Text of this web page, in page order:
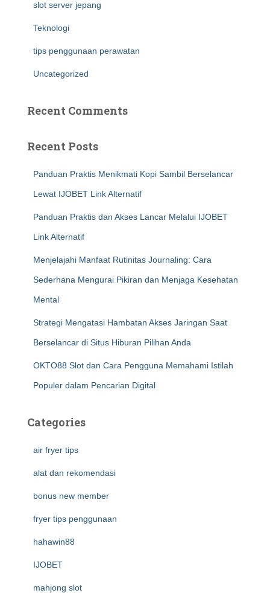
slot server jepang
Teknologi
tips penggunaan perawatan
Uncategorized
Recent Comments
Recent Posts
Panduan Praktis Menikmati Kopi Sambil Berselancar
Lewat IJOBET Link Alternatif
Panduan Praktis dan Akses Lancar Melalui IJOBET
Link Alternatif
Menjelajahi Manfaat Rutinitas Journaling: Cara
Sederhana Mengurai Pikiran dan Menjaga Kesehatan
Mental
Strategi Mengatasi Hambatan Akses Jaringan Saat
Berselancar di Situs Hiburan Pilihan Anda
OKTO88 Slot dan Cara Pengguna Memahami Istilah
Populer dalam Pencarian Digital
Categories
air fryer tips
alat dan rekomendasi
bonus new member
fryer tips penggunaan
hahawin88
IJOBET
mahjong slot